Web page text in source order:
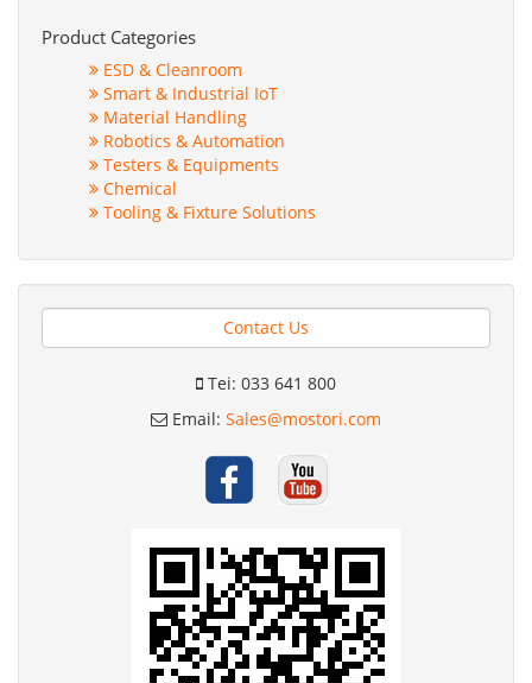
Product Categories
ESD & Cleanroom
Smart & Industrial IoT
Material Handling
Robotics & Automation
Testers & Equipments
Chemical
Tooling & Fixture Solutions
Contact Us
Tei: 033 641 800
Email: Sales@mostori.com